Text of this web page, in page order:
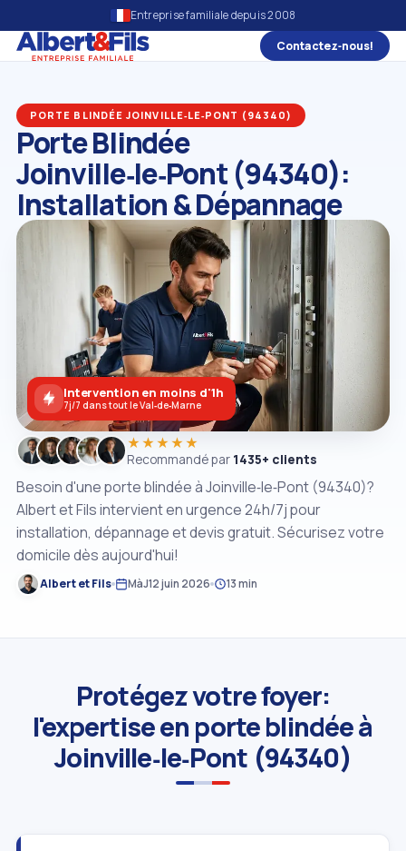
Entreprise familiale depuis 2008
Contactez‑nous!
PORTE BLINDÉE JOINVILLE‑LE‑PONT (94340)
Porte Blindée
Joinville‑le‑Pont (94340):
Installation & Dépannage
Besoin d'une porte blindée à Joinville‑le‑Pont (94340)?
Albert et Fils intervient en urgence 24h/7j pour
installation, dépannage et devis gratuit. Sécurisez votre
domicile dès aujourd'hui!
Albert et Fils MàJ12 juin 2026 13 min
★★★★★
Recommandé par 1435+ clients
Intervention en moins d'1h
7j/7 dans tout le Val‑de‑Marne
Protégez votre foyer:
l'expertise en porte blindée à
Joinville‑le‑Pont (94340)